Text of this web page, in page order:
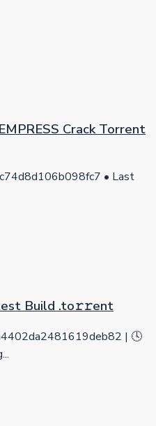
Crack Torrent
• Last
Build .tо𝚛𝚛еnt
| 🕓